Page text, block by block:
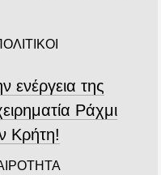
ενέργεια της
Ράχμι
Κρήτη!